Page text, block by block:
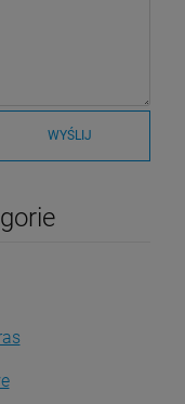
WYŚLIJ